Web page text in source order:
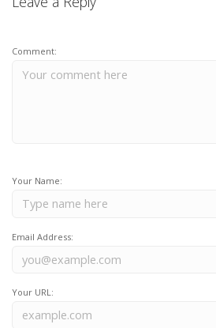
Comment:
Your Name:
Email Address:
Your URL: